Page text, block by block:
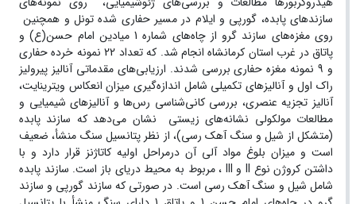
سازندهای پابده، گورپی و ایلام در مسیر حفاری شده تونل و همچنین
روی مغزه‌های سازند گرو از چاه‌های شماره 1 میادین امام حسن(ع) و
پاتاق در غرب استان کرمانشاه انجام شد. که تعداد 22 نمونه خرده حفاری
و 9 نمونه مغزه حفاری بررسی شدند. ارزیابی‌های مقدماتی آنالیز پیرولیز
راک اول و آنالیزهای تکمیلی شامل اندازه‌گیری میزان انعکاس ویترینایت،
آنالیز تجزیه عنصری، بررسی کانی‌شناسی رس‌ها و آنالیزهای شیمیایی و
مطالعات مولکولی نشانه‌های زیستی نشان می‌دهد که سازند پابده
(متشکل از شیل و سنگ آهک رسی)، از نظر پتانسیل سنگ منشأ، ضعیف
است و میزان بلوغ مواد آلی آن درمراحل اولیه کاتاژنز قرار دارد و با
داشتن کروژن نوع II و III ، مربوط به محیط دریای باز است. سازند پابده
شامل شیل و سنگ آهک رسی است. در صورتی که سازند گورپی و سازند